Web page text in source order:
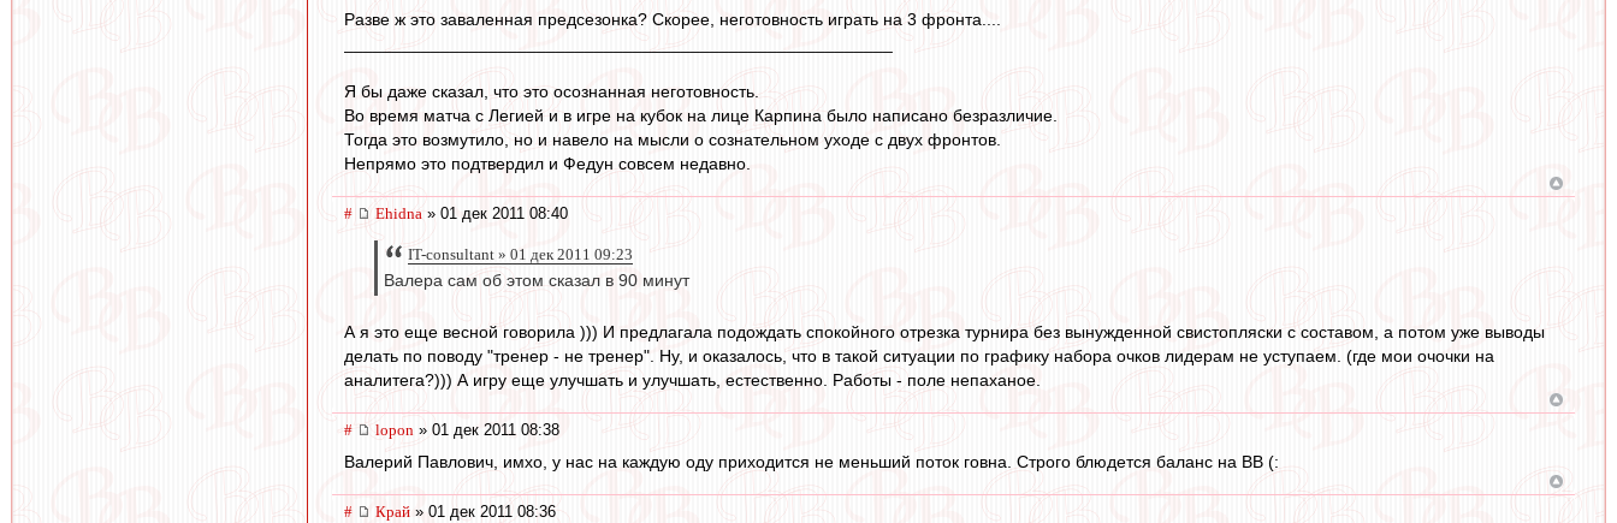
Разве ж это заваленная предсезонка? Скорее, неготовность играть на 3 фронта....
Я бы даже сказал, что это осознанная неготовность.
Во время матча с Легией и в игре на кубок на лице Карпина было написано безразличие.
Тогда это возмутило, но и навело на мысли о сознательном уходе с двух фронтов.
Непрямо это подтвердил и Федун совсем недавно.
# Ehidna » 01 дек 2011 08:40
IT-consultant » 01 дек 2011 09:23
Валера сам об этом сказал в 90 минут
А я это еще весной говорила ))) И предлагала подождать спокойного отрезка турнира без вынужденной свистопляски с составом, а потом уже выводы
делать по поводу "тренер - не тренер". Ну, и оказалось, что в такой ситуации по графику набора очков лидерам не уступаем. (где мои очочки на
аналитега?))) А игру еще улучшать и улучшать, естественно. Работы - поле непаханое.
# lopon » 01 дек 2011 08:38
Валерий Павлович, имхо, у нас на каждую оду приходится не меньший поток говна. Строго блюдется баланс на ВВ (:
# Край » 01 дек 2011 08:36